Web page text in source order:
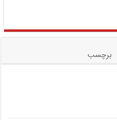
برچسب